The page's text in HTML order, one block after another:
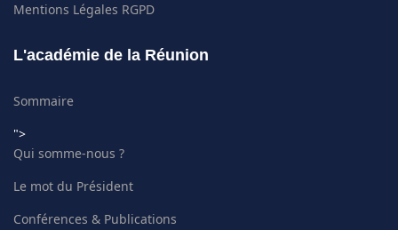
Mentions Légales RGPD
L'académie de la Réunion
Sommaire
">
Qui somme-nous ?
Le mot du Président
Conférences & Publications